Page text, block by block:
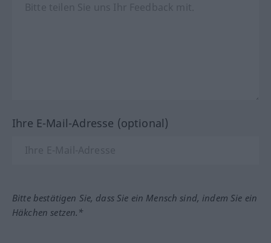
Ihre E-Mail-Adresse (optional)
Bitte bestätigen Sie, dass Sie ein Mensch sind, indem Sie ein
Häkchen setzen.*